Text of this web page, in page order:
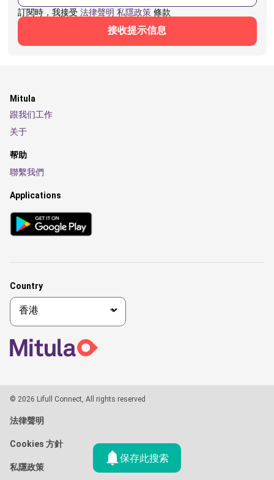
訂閱時，我接受 法律聲明 私隱政策條款
接收提示信息
保存此搜索
Mitula
跟我们工作
关于
帮助
聯繫我們
Applications
Country
© 2026 Lifull Connect, All rights reserved
法律聲明
Cookies 方針
私隱政策